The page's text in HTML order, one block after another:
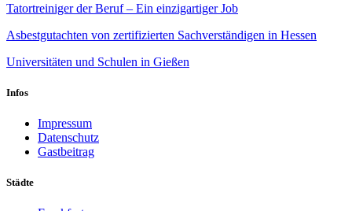
Tatortreiniger der Beruf – Ein einzigartiger Job
Asbestgutachten von zertifizierten Sachverständigen in Hessen
Universitäten und Schulen in Gießen
Infos
Impressum
Datenschutz
Gastbeitrag
Städte